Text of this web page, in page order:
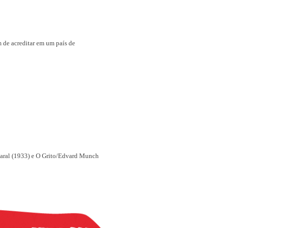
acreditar em um país de
(1933) e O Grito/Edvard Munch